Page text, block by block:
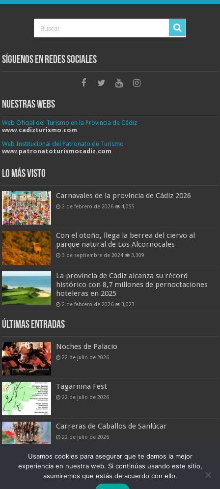
Síguenos en Redes Sociales
Nuestras Webs
Web Oficial del Turismo en la Provincia de Cádiz
www.cadizturismo.com
Web Institucional del Patronato de Turismo
www.patronatoturismocadiz.com
Lo más visto
Carnavales de la provincia de Cádiz 2026
2 de febrero de 2026 4,055
Con el otoño, llega la berrea del ciervo al
parque natural de Los Alcornocales
3 de septiembre de 2024 3,309
La provincia de Cádiz alcanza su récord
histórico con 8,7 millones de pernoctaciones
hoteleras en 2025
2 de febrero de 2026 3,023
Últimas entradas
Noches de Palacio
22 de julio de 2026
Tagarnina Fest
22 de julio de 2026
Carreras de Caballos de Sanlúcar
22 de julio de 2026
Boletín Digital de Noticias Turísticas
Usamos cookies para asegurar que te damos la mejor
experiencia en nuestra web. Si continúas usando este sitio,
asumiremos que estás de acuerdo con ello.